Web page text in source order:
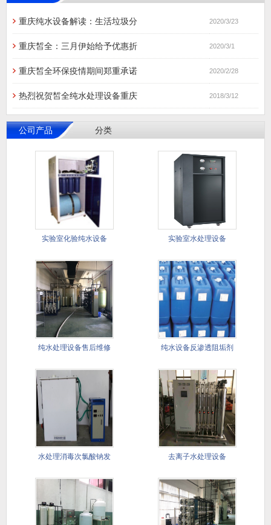
重庆纯水设备解读：生活垃圾分 2020/3/23
重庆皙全：三月伊始给予优惠折 2020/3/1
重庆皙全环保疫情期间郑重承诺 2020/2/28
热烈祝贺皙全纯水处理设备重庆 2018/3/12
公司产品 分类
实验室化验纯水设备 实验室水处理设备
纯水处理设备售后维修 纯水设备反渗透阻垢剂
水处理消毒次氯酸钠发 去离子水处理设备